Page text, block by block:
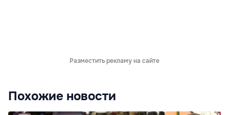
Разместить рекламу на сайте
Похожие новости